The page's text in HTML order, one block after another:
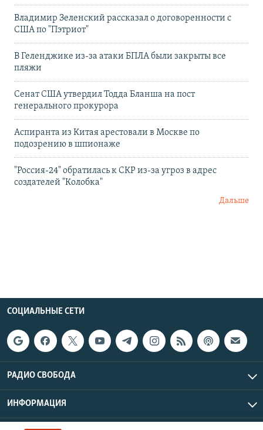
Владимир Зеленский рассказал о договоренности с
США по "Пэтриот"
В Геленджике из-за атаки БПЛА были закрыты все
пляжи
Сенат США утвердил Тодда Бланша на пост
генерального прокурора
Аспиранта из Китая арестовали в Москве по
подозрению в шпионаже
"Россия-24" обратилась к СКР из-за угроз в адрес
создателей "Колобка"
Дальше
СОЦИАЛЬНЫЕ СЕТИ
РАДИО СВОБОДА
ИНФОРМАЦИЯ